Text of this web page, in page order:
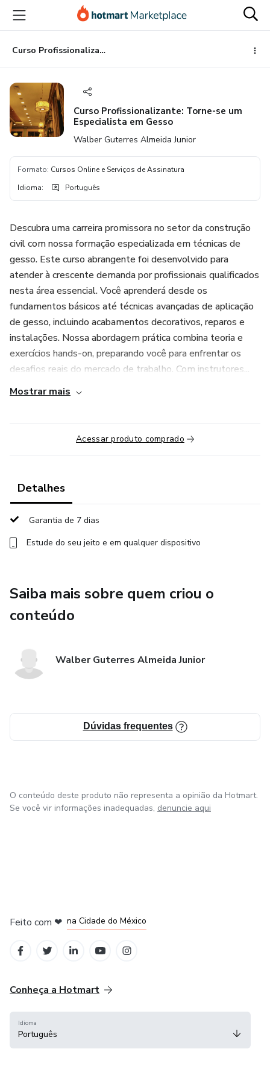
para
conteúdo
principal
para
pagamento
para
rodapé
Curso Profissionalizante: Torne-se um Especialista em Gesso
Curso Profissionalizante: Torne-se um
Especialista em Gesso
Walber Guterres Almeida Junior
Formato: Cursos Online e Serviços de Assinatura
Idioma: Português
Descubra uma carreira promissora no setor da construção
civil com nossa formação especializada em técnicas de
gesso. Este curso abrangente foi desenvolvido para
atender à crescente demanda por profissionais qualificados
nesta área essencial. Você aprenderá desde os
fundamentos básicos até técnicas avançadas de aplicação
de gesso, incluindo acabamentos decorativos, reparos e
instalações. Nossa abordagem prática combina teoria e
exercícios hands-on, preparando você para enfrentar os
desafios reais do mercado de trabalho. Com instrutores...
Mostrar mais
Acessar produto comprado
Detalhes
Garantia de 7 dias
Estude do seu jeito e em qualquer dispositivo
Saiba mais sobre quem criou o
conteúdo
Walber Guterres Almeida Junior
Dúvidas frequentes
O conteúdo deste produto não representa a opinião da Hotmart.
Se você vir informações inadequadas, denuncie aqui
Feito com ❤ na Cidade do México
Conheça a Hotmart
Idioma
Português